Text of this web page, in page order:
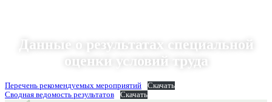
Данные о результатах специальной
оценки условий труда
Перечень рекомендуемых мероприятий
Скачать
Сводная ведомость результатов
Скачать